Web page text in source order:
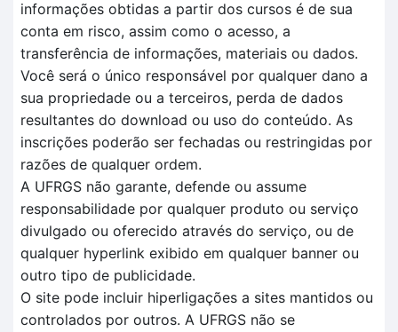
informações obtidas a partir dos cursos é de sua
conta em risco, assim como o acesso, a
transferência de informações, materiais ou dados.
Você será o único responsável por qualquer dano a
sua propriedade ou a terceiros, perda de dados
resultantes do download ou uso do conteúdo. As
inscrições poderão ser fechadas ou restringidas por
razões de qualquer ordem.
A UFRGS não garante, defende ou assume
responsabilidade por qualquer produto ou serviço
divulgado ou oferecido através do serviço, ou de
qualquer hyperlink exibido em qualquer banner ou
outro tipo de publicidade.
O site pode incluir hiperligações a sites mantidos ou
controlados por outros. A UFRGS não se